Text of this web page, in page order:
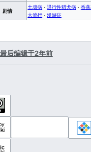
剧情
土壤病 · 退行性猎犬病 · 香
大流行 · 漫游症
最后编辑于2年前